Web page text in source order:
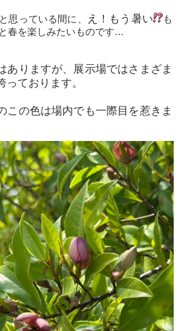
思っている間に、 え！もう暑い
も
春を楽しみたいものです…
ありますが、展示場ではさまざま
っております。
この色は場内でも一際目を惹きま